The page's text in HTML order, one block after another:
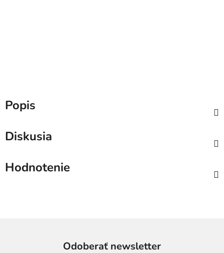
Popis
Diskusia
Hodnotenie
Odoberať newsletter